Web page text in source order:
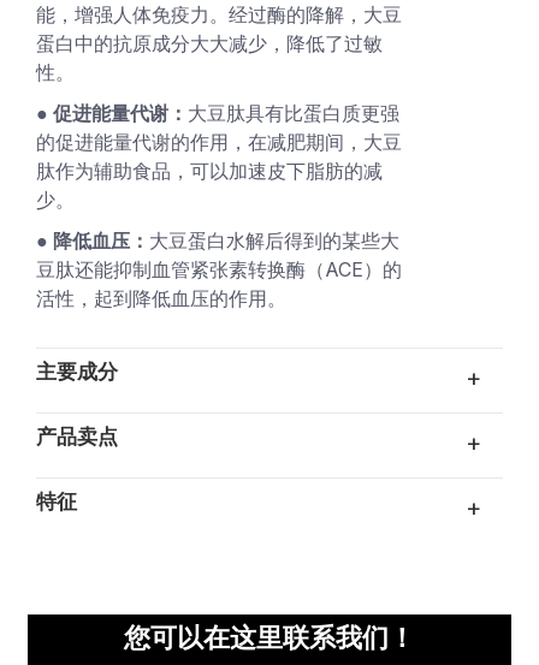
能，增强人体免疫力。经过酶的降解，大豆
蛋白中的抗原成分大大减少，降低了过敏
性。
● 促进能量代谢： 大豆肽具有比蛋白质更强
的促进能量代谢的作用，在减肥期间，大豆
肽作为辅助食品，可以加速皮下脂肪的减
少。
● 降低血压： 大豆蛋白水解后得到的某些大
豆肽还能抑制血管紧张素转换酶（ACE）的
活性，起到降低血压的作用。
主要成分 +
产品卖点 +
特征 +
您可以在这里联系我们！